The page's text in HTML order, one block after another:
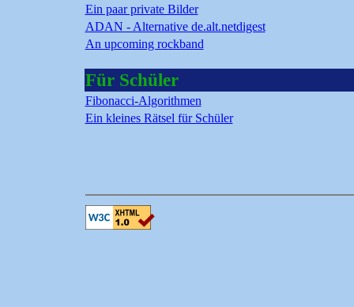
Ein paar private Bilder
ADAN - Alternative de.alt.netdigest
An upcoming rockband
Für Schüler
Fibonacci-Algorithmen
Ein kleines Rätsel für Schüler